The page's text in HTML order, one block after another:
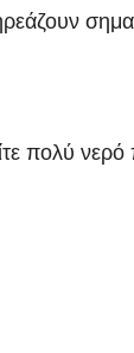
πολύ νερό